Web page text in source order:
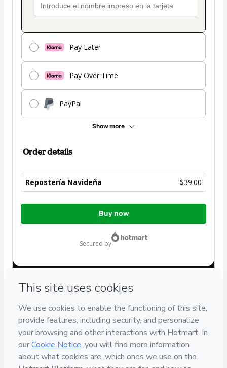
Pay Later
Pay Over Time
PayPal
Show more
Order details
Repostería Navideña $39.00
Total
$39.00
Buy now
secured by
If you need to submit a request to our support team, please
provide the code below:
CKTID-K63203661T1-1786012802183-1698
Was your information autofill in? Click here to learn more
By clicking 'Buy Now' I declare that I (i) understand that